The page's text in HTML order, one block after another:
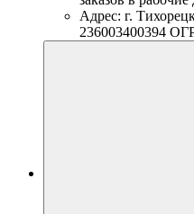
Адрес: г.
236003400394